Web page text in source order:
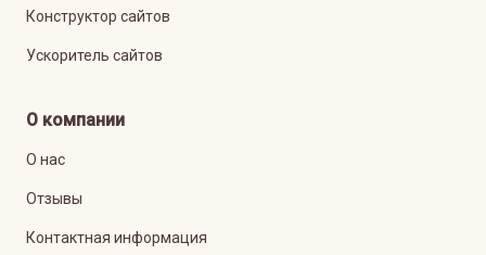
Конструктор сайтов
Ускоритель сайтов
О компании
О нас
Отзывы
Контактная информация